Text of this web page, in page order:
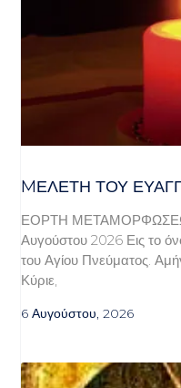
MΕΛΈΤΗ ΤΟΥ
ΕΟΡΤΗ
Αυγούστου 2026 Εις το
του Αγίου Πνεύματος.
Κύριε,
6 Αυγούστου, 2026